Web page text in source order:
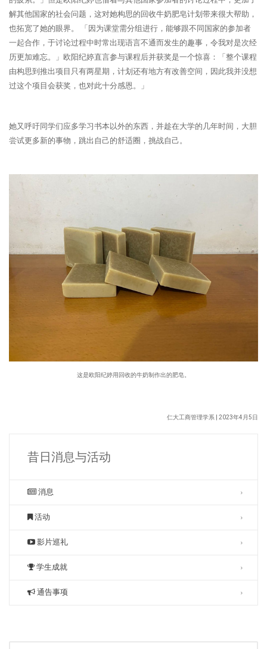
解其他国家的社会问题，这对她构思的回收牛奶肥皂计划带来很大帮助，
也拓宽了她的眼界。 「因为课堂需分组进行，能够跟不同国家的参加者
一起合作，于讨论过程中时常出现语言不通而发生的趣事，令我对是次经
历更加难忘。」欧阳纪婷直言参与课程后并获奖是一个惊喜：「整个课程
由构思到推出项目只有两星期，计划还有地方有改善空间，因此我并没想
过这个项目会获奖，也对此十分感恩。」
她又呼吁同学们应多学习书本以外的东西，并趁在大学的几年时间，大胆
尝试更多新的事物，跳出自己的舒适圈，挑战自己。
这是欧阳纪婷用回收的牛奶制作出的肥皂。
仁大工商管理学系 | 2023年4月5日
昔日消息与活动
消息
活动
影片巡礼
学生成就
通告事项